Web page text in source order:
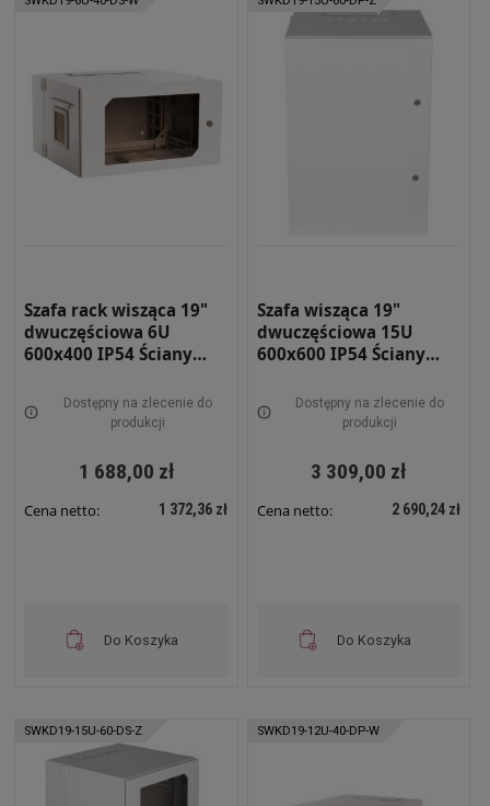
Szafa rack wisząca 19"
dwuczęściowa 6U
600x400 IP54 Ściany
szybą Wewnętrzna RAL
7035 szara SWKD19-6U-
Dostępny na zlecenie do
produkcji
1 688,00 zł
Cena netto: 1 372,36 zł
Do Koszyka
Szafa wisząca 19"
dwuczęściowa 15U
600x600 IP54 Ściany
pełne Zewnętrzna RAL
7035 szara SWKD19-15U-
Dostępny na zlecenie do
produkcji
3 309,00 zł
Cena netto: 2 690,24 zł
Do Koszyka
SWKD19-15U-60-DS-Z SWKD19-12U-40-DP-W